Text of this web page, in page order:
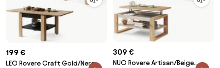
199 €
LEO Rovere Craft Gold/Nero
309 €
NUO Rovere Artisan/Beige